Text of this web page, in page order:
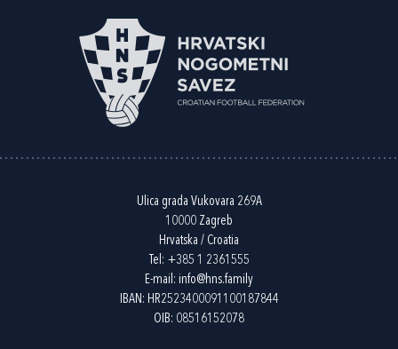
Ulica grada Vukovara 269A
10000 Zagreb
Hrvatska / Croatia
Tel: +385 1 2361555
E-mail: info@hns.family
IBAN: HR2523400091100187844
OIB: 08516152078